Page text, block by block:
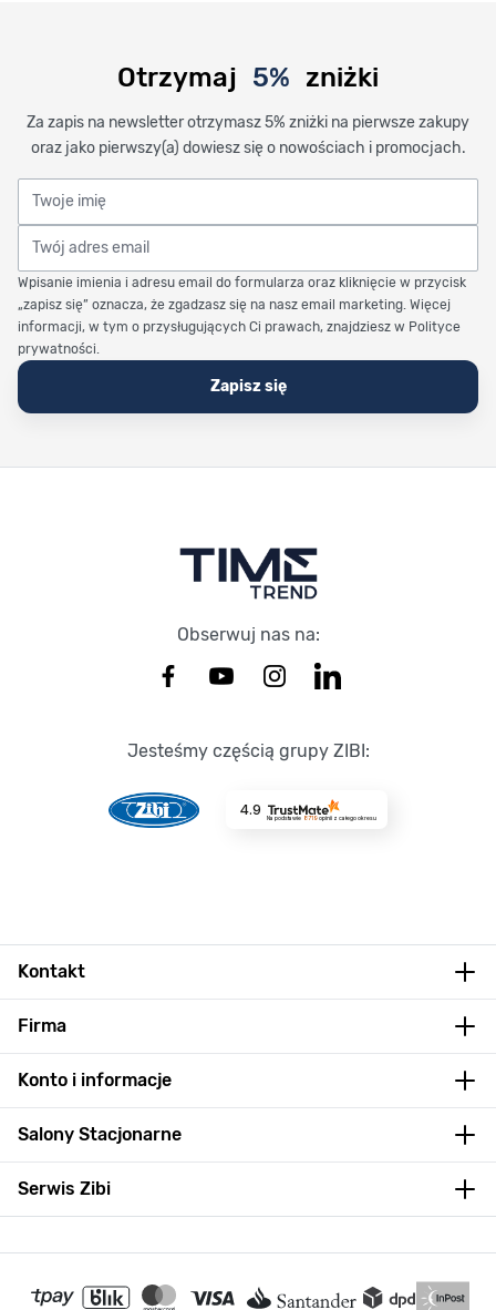
Otrzymaj 5% zniżki
Za zapis na newsletter otrzymasz 5% zniżki na pierwsze zakupy
oraz jako pierwszy(a) dowiesz się o nowościach i promocjach.
Twoje imię
Twój adres email
Wpisanie imienia i adresu email do formularza oraz kliknięcie w przycisk
„zapisz się” oznacza, że zgadzasz się na nasz email marketing. Więcej
informacji, w tym o przysługujących Ci prawach, znajdziesz w Polityce
prywatności.
Zapisz się
Obserwuj nas na:
Jesteśmy częścią grupy ZIBI:
4.9
Na podstawie 8719opinii z całego okresu
Kontakt
Firma
Konto i informacje
Salony Stacjonarne
Serwis Zibi